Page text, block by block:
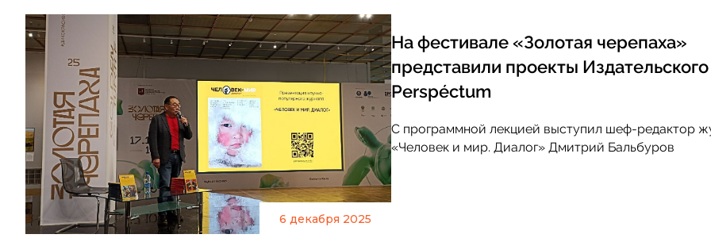
6 декабря 2025
На фестивале «Золотая черепаха»
представили проекты
Perspéctum
С программной лекцией выступил шеф-редактор
«Человек и мир. Диалог» Дмитрий Бальбуров